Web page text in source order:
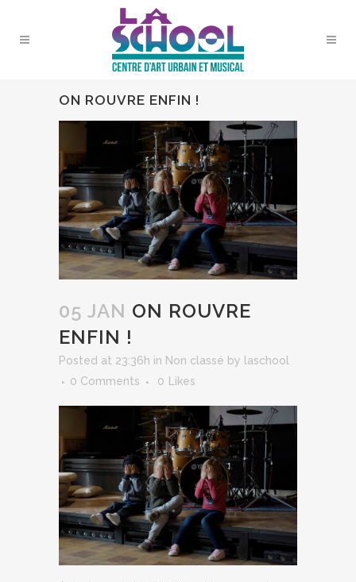
ON ROUVRE ENFIN !
05 JAN ON ROUVRE
ENFIN !
Posted at 23:36h in Non classé by laschool
0 Comments
0 Likes